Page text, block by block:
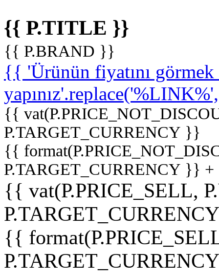
{{ P.TITLE }}
{{ P.BRAND }}
{{ 'Ürünün fiyatını
{{
P.TARGET_CURRENCY }}
{{
P.TARGET_CURRENCY }}
{{ vat(P.PRICE_SELL,
{{